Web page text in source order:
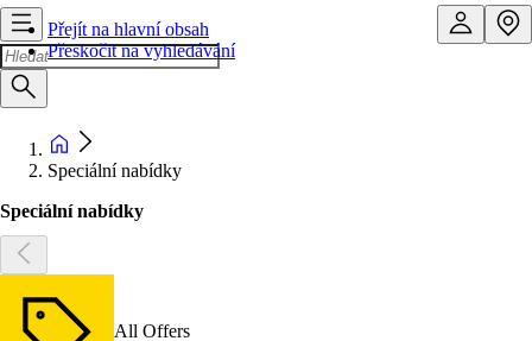
Přejít na hlavní obsah
Přeskočit na vyhledávání
Speciální nabídky
Speciální nabídky
All Offers